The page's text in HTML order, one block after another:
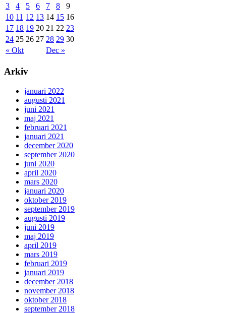
« Okt Dec »
3
4 5 6 7 8
9
10 11 12 13 14 15 16
17 18 19 20 21 22 23
24 25 26 27 28 29 30
Arkiv
januari 2022
augusti 2021
juni 2021
maj 2021
februari 2021
januari 2021
december 2020
september 2020
juni 2020
april 2020
mars 2020
januari 2020
oktober 2019
september 2019
augusti 2019
juni 2019
maj 2019
april 2019
mars 2019
februari 2019
januari 2019
december 2018
november 2018
oktober 2018
september 2018